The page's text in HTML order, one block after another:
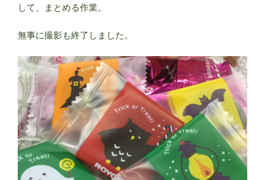
して、
まとめる作業。
無事に撮影も終了しました。